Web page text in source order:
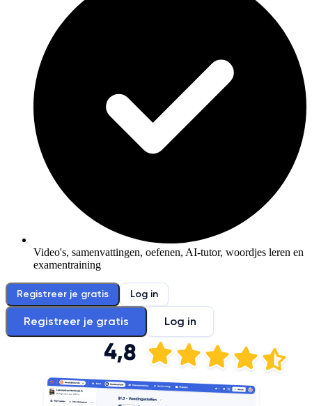
Video's, samenvattingen, oefenen, AI-tutor, woordjes leren en
examentraining
Registreer je gratis Log in
Registreer je gratis Log in